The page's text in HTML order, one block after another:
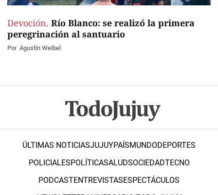
Devoción. Río Blanco: se realizó la primera
peregrinación al santuario
Por Agustín Weibel
ÚLTIMAS NOTICIASJUJUYPAÍSMUNDODEPORTES
POLICIALESPOLÍTICASALUDSOCIEDADTECNO
PODCASTENTREVISTASESPECTÁCULOS